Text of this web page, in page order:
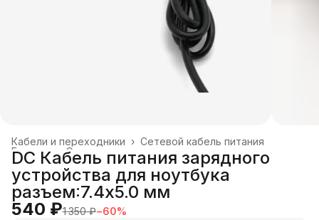
Сетевой кабель питания
Кабели и переходники ›
Электроника
Главная
DC Кабель питания зарядного
устройства для ноутбука
разъем:7.4x5.0 мм
540 ₽1 350 ₽−60%